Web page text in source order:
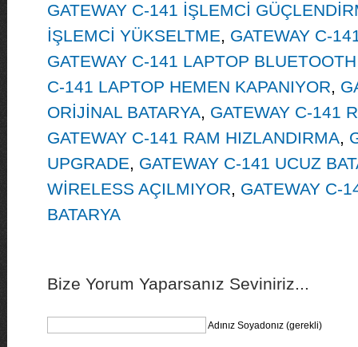
GATEWAY C-141 İŞLEMCİ
İŞLEMCİ YÜKSELTME, GATEWAY C-
GATEWAY C-141 LAPTOP
C-141 LAPTOP HEMEN KAPANIYOR,
ORİJİNAL BATARYA, GATEWAY C-141
GATEWAY C-141 RAM HIZLANDIRMA,
UPGRADE, GATEWAY C-141 UCUZ
WİRELESS AÇILMIYOR, GATEWAY C-
BATARYA
Bize Yorum Yaparsanız Seviniriz...
Adınız Soyadonız (gerekli)